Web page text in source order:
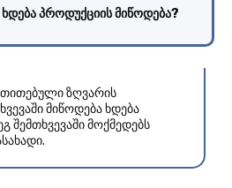
პროდუქციის მიწოდება?
ზღვარის
მიწოდება ხდება
შემთხვევაში მოქმედებს